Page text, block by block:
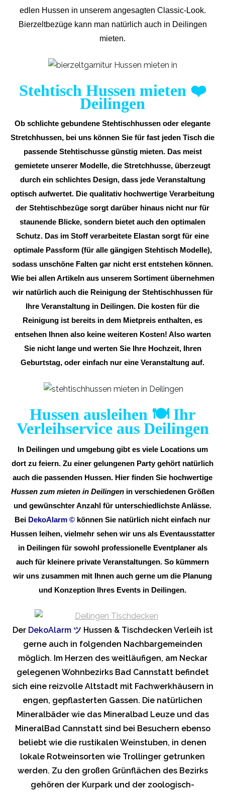
edlen Hussen in unserem angesagten Classic-Look.
Bierzeltbezüge kann man natürlich auch in Deilingen
mieten.
Stehtisch Hussen mieten ❤️
Deilingen
Ob schlichte gebundene Stehtischhussen oder elegante
Stretchhussen, bei uns können Sie für fast jeden Tisch die
passende Stehtischusse günstig mieten. Das meist
gemietete unserer Modelle, die Stretchhusse, überzeugt
durch ein schlichtes Design, dass jede Veranstaltung
optisch aufwertet. Die qualitativ hochwertige Verarbeitung
der Stehtischbezüge sorgt darüber hinaus nicht nur für
staunende Blicke, sondern bietet auch den optimalen
Schutz. Das im Stoff verarbeitete Elastan sorgt für eine
optimale Passform (für alle gängigen Stehtisch Modelle),
sodass unschöne Falten gar nicht erst entstehen können.
Wie bei allen Artikeln aus unserem Sortiment übernehmen
wir natürlich auch die Reinigung der Stehtischhussen für
Ihre Veranstaltung in Deilingen. Die kosten für die
Reinigung ist bereits in dem Mietpreis enthalten, es
entsehen Ihnen also keine weiteren Kosten! Also warten
Sie nicht lange und werten Sie Ihre Hochzeit, Ihren
Geburtstag, oder einfach nur eine Veranstaltung auf.
Hussen ausleihen 🍽️ Ihr
Verleihservice aus Deilingen
In Deilingen und umgebung gibt es viele Locations um
dort zu feiern. Zu einer gelungenen Party gehört natürlich
auch die passenden Hussen. Hier finden Sie hochwertige
Hussen zum mieten in Deilingenin verschiedenen Größen
und gewünschter Anzahl für unterschiedlichste Anlässe.
Bei DekoAlarm © können Sie natürlich nicht einfach nur
Hussen leihen, vielmehr sehen wir uns als Eventausstatter
in Deilingen für sowohl professionelle Eventplaner als
auch für kleinere private Veranstaltungen. So kümmern
wir uns zusammen mit Ihnen auch gerne um die Planung
und Konzeption Ihres Events in Deilingen.
Der DekoAlarm ツ Hussen & Tischdecken Verleih ist
gerne auch in folgenden Nachbargemeinden
möglich. Im Herzen des weitläufigen, am Neckar
gelegenen Wohnbezirks Bad Cannstatt befindet
sich eine reizvolle Altstadt mit Fachwerkhäusern in
engen, gepflasterten Gassen. Die natürlichen
Mineralbäder wie das Mineralbad Leuze und das
MineralBad Cannstatt sind bei Besuchern ebenso
beliebt wie die rustikalen Weinstuben, in denen
lokale Rotweinsorten wie Trollinger getrunken
werden. Zu den großen Grünflächen des Bezirks
gehören der Kurpark und der zoologisch-